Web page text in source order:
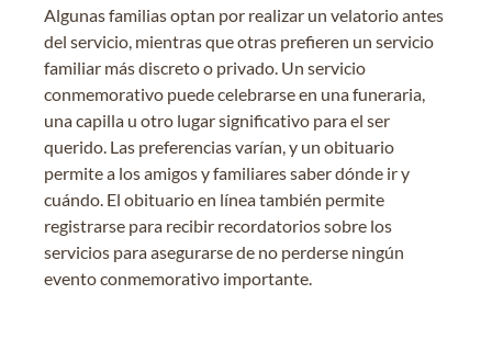
Algunas familias optan por realizar un velatorio antes
del servicio, mientras que otras prefieren un servicio
familiar más discreto o privado. Un servicio
conmemorativo puede celebrarse en una funeraria,
una capilla u otro lugar significativo para el ser
querido. Las preferencias varían, y un obituario
permite a los amigos y familiares saber dónde ir y
cuándo. El obituario en línea también permite
registrarse para recibir recordatorios sobre los
servicios para asegurarse de no perderse ningún
evento conmemorativo importante.